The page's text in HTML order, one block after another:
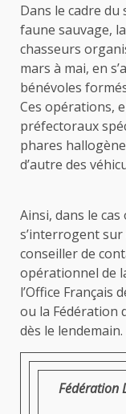
Dans le cadre du
faune sauvage,
chasseurs
mars à mai, en
bénévoles
Ces opérations,
préfectoraux
phares
d’autre des
Ainsi, dans le
s’interrogent sur
conseiller de
opérationnel de
l’Office Français
ou la Fédération
dès le lendemain.
Fédération